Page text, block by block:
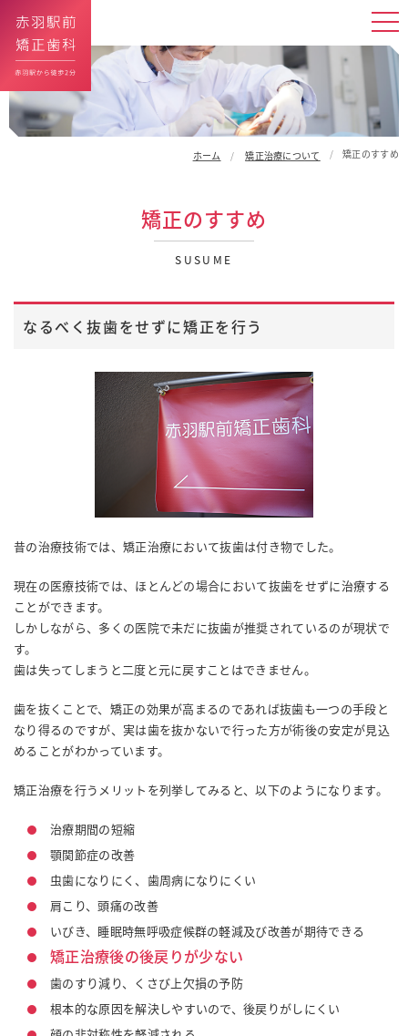
ホーム 矯正治療について 矯正のすすめ
矯正のすすめ
SUSUME
なるべく抜歯をせずに矯正を行う
昔の治療技術では、矯正治療において抜歯は付き物でした。
現在の医療技術では、ほとんどの場合において抜歯をせずに治療する
ことができます。
しかしながら、多くの医院で未だに抜歯が推奨されているのが現状で
す。
歯は失ってしまうと二度と元に戻すことはできません。
歯を抜くことで、矯正の効果が高まるのであれば抜歯も一つの手段と
なり得るのですが、実は歯を抜かないで行った方が術後の安定が見込
めることがわかっています。
矯正治療を行うメリットを列挙してみると、以下のようになります。
治療期間の短縮
顎関節症の改善
虫歯になりにく、歯周病になりにくい
肩こり、頭痛の改善
いびき、睡眠時無呼吸症候群の軽減及び改善が期待できる
矯正治療後の後戻りが少ない
歯のすり減り、くさび上欠損の予防
根本的な原因を解決しやすいので、後戻りがしにくい